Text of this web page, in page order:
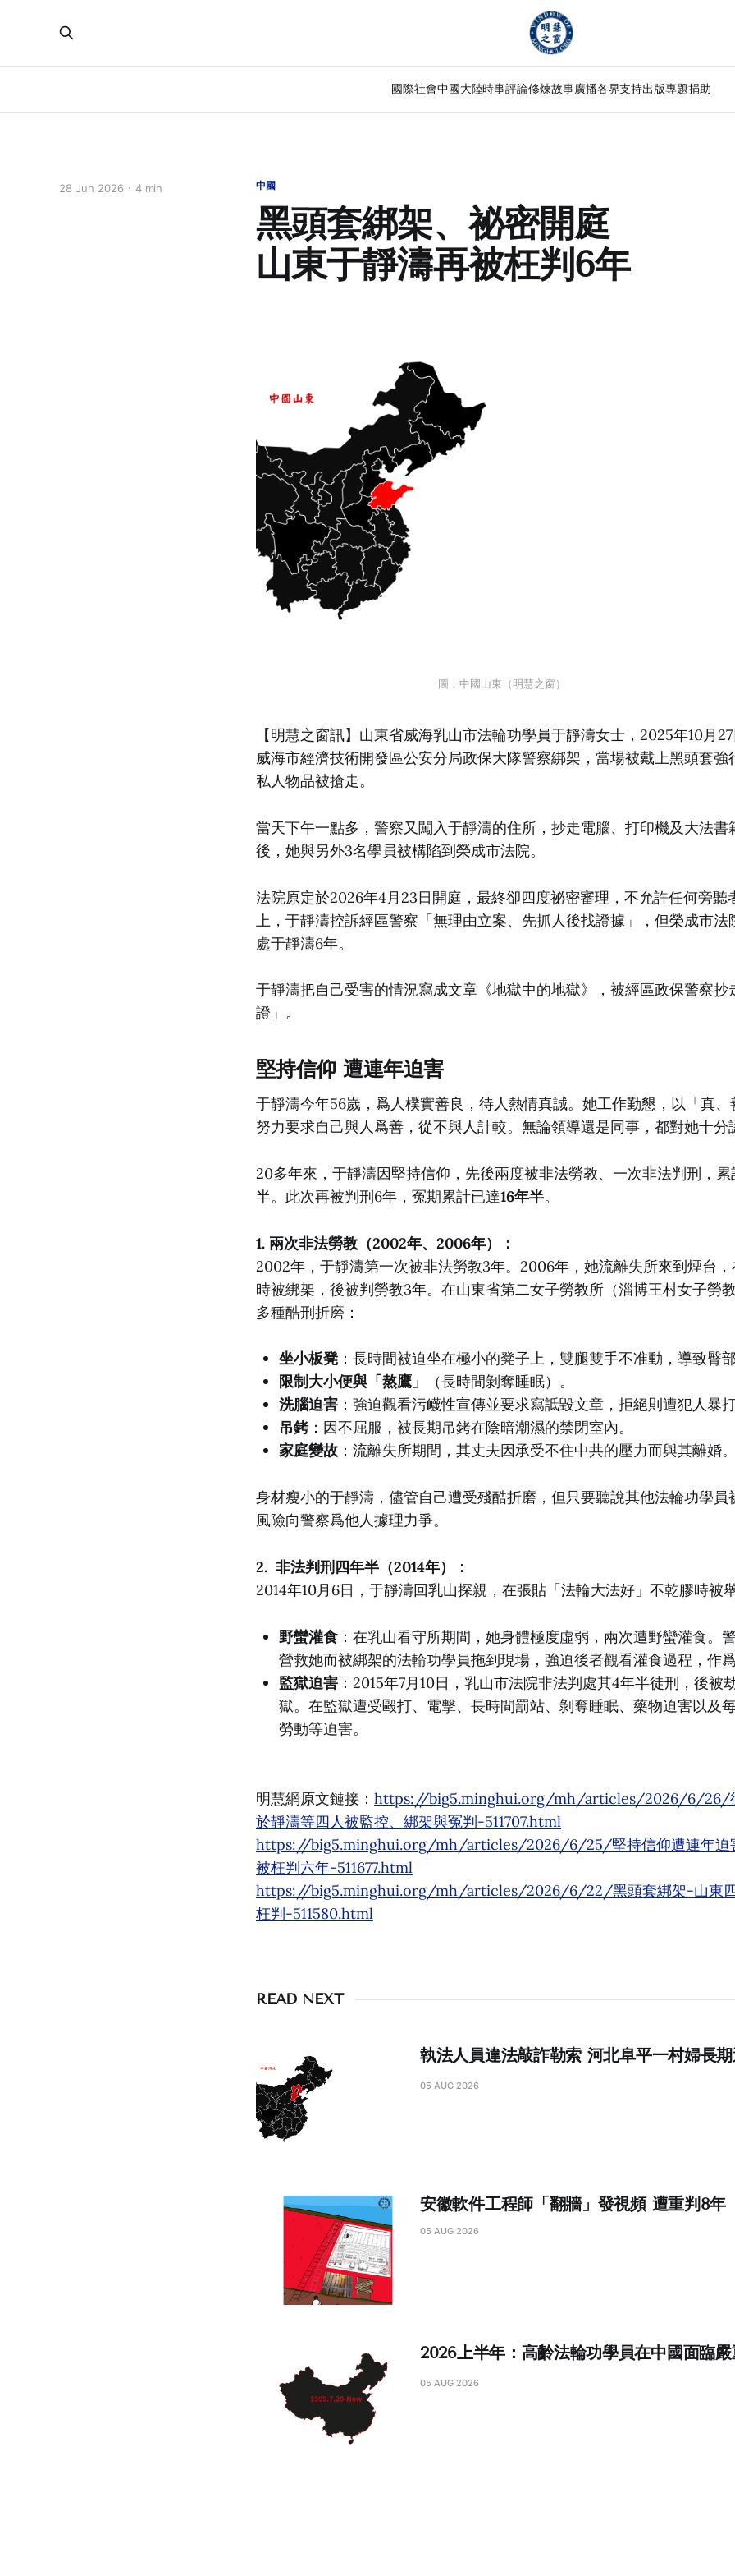
國際社會中國大陸時事評論修煉故事廣播各界支持出版專題捐助
中國
黑頭套綁架、祕密開庭
山東于靜濤再被枉判6年
28 Jun 2026 4 min
圖：中國山東（明慧之窗）
【明慧之窗訊】山東省威海乳山市法輪功學員于靜濤女士，2025年10月
威海市經濟技術開發區公安分局政保大隊警察綁架，當場被戴上黑頭套強
私人物品被搶走。
當天下午一點多，警察又闖入于靜濤的住所，抄走電腦、打印機及大法書
後，她與另外3名學員被構陷到榮成市法院。
法院原定於2026年4月23日開庭，最終卻四度祕密審理，不允許任何旁聽
上，于靜濤控訴經區警察「無理由立案、先抓人後找證據」，但榮成市法
處于靜濤6年。
于靜濤把自己受害的情況寫成文章《地獄中的地獄》，被經區政保警察抄
證」。
堅持信仰 遭連年迫害
于靜濤今年56嵗，爲人樸實善良，待人熱情真誠。她工作勤懇，以「真、
努力要求自己與人爲善，從不與人計較。無論領導還是同事，都對她十分
20多年來，于靜濤因堅持信仰，先後兩度被非法勞教、一次非法判刑，累
半。此次再被判刑6年，冤期累計已達16年半。
1. 兩次非法勞教（2002年、2006年）：
2002年，于靜濤第一次被非法勞教3年。2006年，她流離失所來到煙台
時被綁架，後被判勞教3年。在山東省第二女子勞教所（淄博王村女子勞
多種酷刑折磨：
坐小板凳 ：長時間被迫坐在極小的凳子上，雙腿雙手不准動，導致臀部
限制大小便與「熬鷹」
（長時間剝奪睡眠）。
洗腦迫害 ：強迫觀看污衊性宣傳並要求寫詆毀文章，拒絕則遭犯人暴打
吊銬：因不屈服，被長期吊銬在陰暗潮濕的禁閉室內。
家庭變故 ：流離失所期間，其丈夫因承受不住中共的壓力而與其離婚。
身材瘦小的于靜濤，儘管自己遭受殘酷折磨，但只要聽說其他法輪功學員
風險向警察爲他人據理力爭。
2. 非法判刑四年半（2014年）：
2014年10月6日，于靜濤回乳山探親，在張貼「法輪大法好」不乾膠時被舉
野蠻灌食 ：在乳山看守所期間，她身體極度虛弱，兩次遭野蠻灌食。
營救她而被綁架的法輪功學員拖到現場，強迫後者觀看灌食過程，作爲
監獄迫害 ：2015年7月10日，乳山市法院非法判處其4年半徒刑，後被
獄。在監獄遭受毆打、電擊、長時間罰站、剝奪睡眠、藥物迫害以及
勞動等迫害。
明慧網原文鏈接： https://big5.minghui.org/mh/articles/2026/6/26/
於靜濤等四人被監控、綁架與冤判-511707.html
https://big5.minghui.org/mh/articles/2026/6/25/堅持信仰遭連年迫
被枉判六年-511677.html
https://big5.minghui.org/mh/articles/2026/6/22/黑頭套綁架-山東四
枉判-511580.html
READ NEXT
執法人員違法敲詐勒索 河北阜平一村婦長
05 AUG 2026
安徽軟件工程師「翻牆」發視頻 遭重判8年
05 AUG 2026
2026上半年：高齡法輪功學員在中國面臨
05 AUG 2026